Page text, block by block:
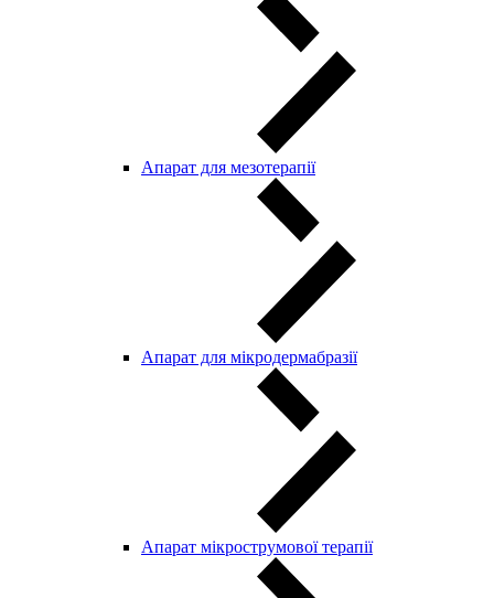
Апарат для мезотерапії
Апарат для мікродермабразії
Апарат мікрострумової терапії